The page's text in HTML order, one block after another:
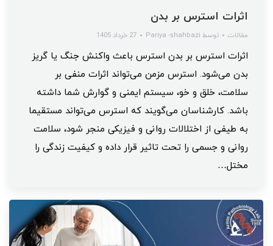
اثرات استرس بر بدن
مقالات توسط Pariya -shahbazi 27 خرداد 1405
اثرات استرس بر بدن استرس باعث واکنش جنگ یا گریز
بدن می‌شود. استرس مزمن می‌تواند اثرات منفی بر
سلامت، خلق و خو، سیستم ایمنی و گوارش شما داشته
باشد. کارشناسان می‌گویند که استرس می‌تواند مستقیما
به طیفی از اختلالات روانی و فیزیکی منجر شود، سلامت
روانی و جسمی را تحت تاثیر قرار داده و کیفیت زندگی را
مختل…